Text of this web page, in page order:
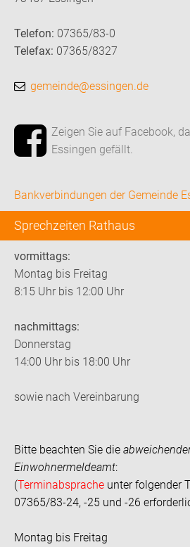
Telefon: 07365/83-0
Telefax: 07365/8327
gemeinde@essingen.de
Zeigen Sie auf Facebook,
Essingen gefällt.
Bankverbindungen der Gemeinde
Sprechzeiten Rathaus
vormittags:
Montag bis Freitag
8:15 Uhr bis 12:00 Uhr
nachmittags:
Donnerstag
14:00 Uhr bis 18:00 Uhr
sowie nach Vereinbarung
Bitte beachten Sie die
Einwohnermeldeamt:
(Terminabsprache unter folgender
07365/83-24, -25 und -26
Montag bis Freitag